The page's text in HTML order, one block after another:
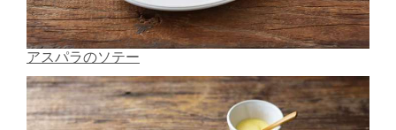
アスパラのソテー